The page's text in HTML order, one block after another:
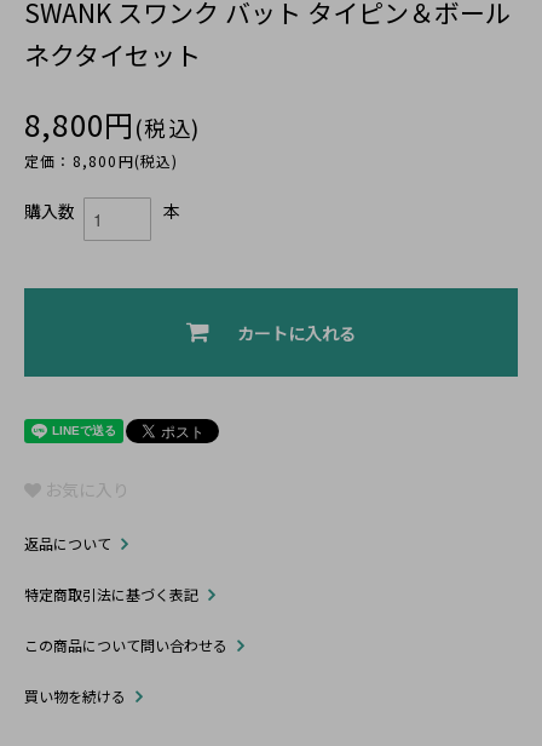
SWANK スワンク バット タイピン＆ボール
ネクタイセット
8,800円(税込)
定価：8,800円(税込)
購入数 本
カートに入れる
お気に入り
返品について
特定商取引法に基づく表記
この商品について問い合わせる
買い物を続ける